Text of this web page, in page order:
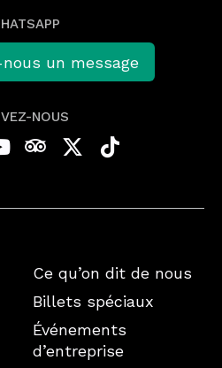
Ce qu’on dit de nous
Billets spéciaux
Événements
d’entreprise
nous un message
NOUS